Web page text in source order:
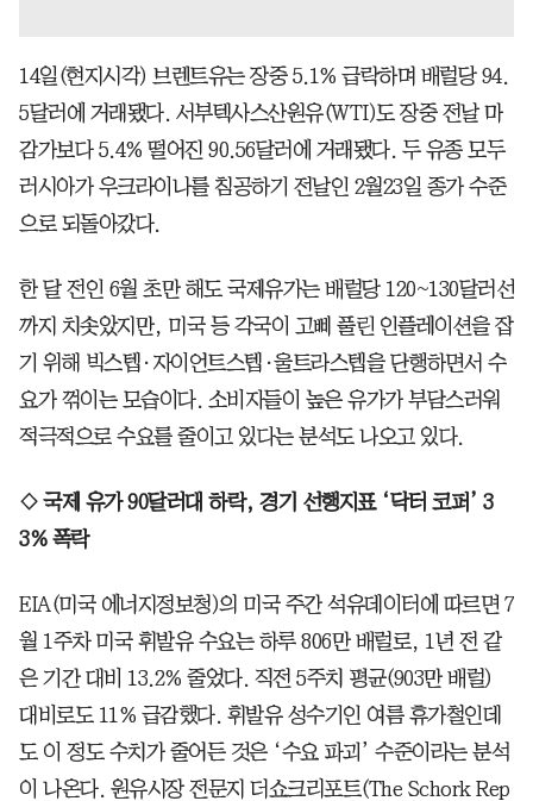
14일(현지시각) 브렌트유는 장중 5.1% 급락하며 배럴당 94.
5달러에 거래됐다. 서부텍사스산원유(WTI)도 장중 전날 마
감가보다 5.4% 떨어진 90.56달러에 거래됐다. 두 유종 모두
러시아가 우크라이나를 침공하기 전날인 2월23일 종가 수준
으로 되돌아갔다.
한 달 전인 6월 초만 해도 국제유가는 배럴당 120~130달러선
까지 치솟았지만, 미국 등 각국이 고삐 풀린 인플레이션을 잡
기 위해 빅스텝·자이언트스텝·울트라스텝을 단행하면서 수
요가 꺾이는 모습이다. 소비자들이 높은 유가가 부담스러워
적극적으로 수요를 줄이고 있다는 분석도 나오고 있다.
◇ 국제 유가 90달러대 하락, 경기 선행지표 ‘닥터 코퍼’ 3
3% 폭락
EIA(미국 에너지정보청)의 미국 주간 석유데이터에 따르면 7
월 1주차 미국 휘발유 수요는 하루 806만 배럴로, 1년 전 같
은 기간 대비 13.2% 줄었다. 직전 5주치 평균(903만 배럴)
대비로도 11% 급감했다. 휘발유 성수기인 여름 휴가철인데
도 이 정도 수치가 줄어든 것은 ‘수요 파괴’ 수준이라는 분석
이 나온다. 원유시장 전문지 더쇼크리포트(The Schork Rep